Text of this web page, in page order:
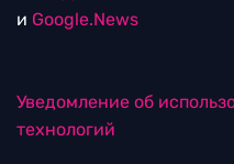
и Google.News
Уведомление об
технологий